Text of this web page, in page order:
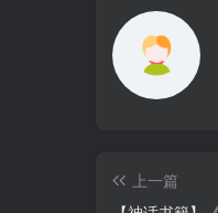
上一篇